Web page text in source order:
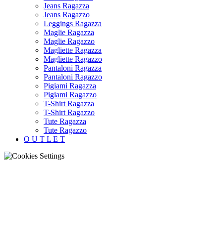
Jeans Ragazza
Jeans Ragazzo
Leggings Ragazza
Maglie Ragazza
Maglie Ragazzo
Magliette Ragazza
Magliette Ragazzo
Pantaloni Ragazza
Pantaloni Ragazzo
Pigiami Ragazza
Pigiami Ragazzo
T-Shirt Ragazza
T-Shirt Ragazzo
Tute Ragazza
Tute Ragazzo
O U T L E T